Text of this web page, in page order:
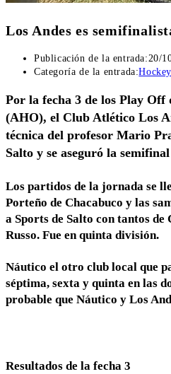
Los Andes es
Publicación de la entrada:20/
Categoría de la entrada:Hockey
Por la fecha 3 de los Play Off
(AHO), el Club Atlético Los
técnica del profesor Mario
Salto y se aseguró la
Los partidos de la jornada se
Porteño de Chacabuco y las
a Sports de Salto con tantos
Russo. Fue en quinta división.
Náutico el otro club local que
séptima, sexta y quinta en las
probable que Náutico y Los
Resultados de la fecha 3